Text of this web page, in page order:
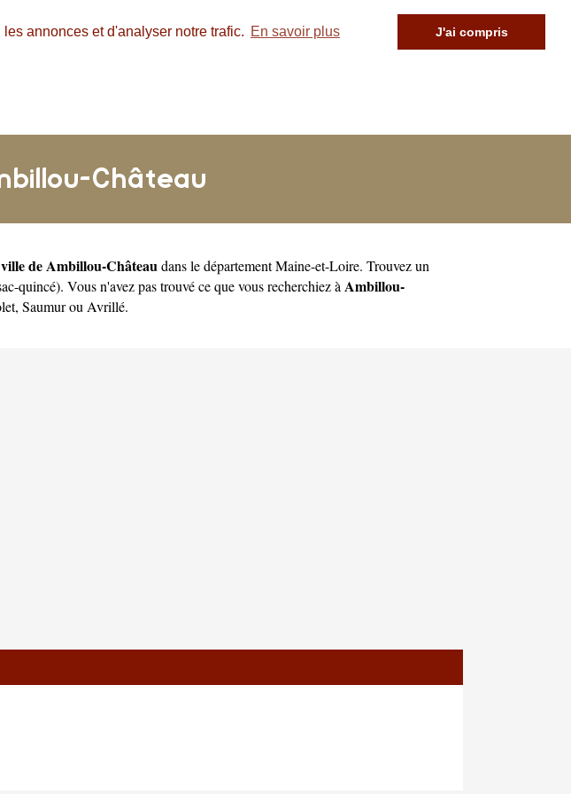
annonces et d'analyser notre trafic. En savoir plus J'ai compris
Château
ville de Ambillou-Château dans le départementMaine-et-Loire. Trouvez un
quincé). Vous n'avez pas trouvé ce que vous recherchiez à Ambillou-
, Saumurou Avrillé.